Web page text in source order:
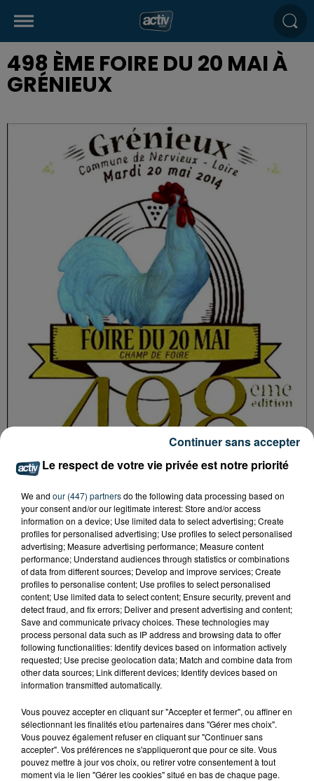
498 ÈME FOIRE DU 20 MAI À
GRÉNIEUX
Tarif Payant
Champs de foire à Grénieux de 5h30 à 14h
- plus de 150 exposants
- buvette et restauration tenus par les associations
- matériel agricole, animaux (chevaux, bovins, basse
cours) , plantes et fleurs et forains ....
-Parking Gratuit
Le respect de votre vie privée est notre priorité
We and our (447) partnersdo the following data processing based on
your consent and/or our legitimate interest: Store and/or access
information on a device; Use limited data to select advertising; Create
profiles for personalised advertising; Use profiles to select personalised
advertising; Measure advertising performance; Measure content
performance; Understand audiences through statistics or combinations
of data from different sources; Develop and improve services; Create
profiles to personalise content; Use profiles to select personalised
content; Use limited data to select content; Ensure security, prevent and
detect fraud, and fix errors; Deliver and present advertising and content;
Save and communicate privacy choices. These technologies may
process personal data such as IP address and browsing data to offer
following functionalities: Identify devices based on information actively
requested; Use precise geolocation data; Match and combine data from
other data sources; Link different devices; Identify devices based on
information transmitted automatically.
Vous pouvez accepter en cliquant sur "Accepter et fermer", ou affiner en
sélectionnant les finalités et/ou partenaires dans "Gérer mes choix".
Vous pouvez également refuser en cliquant sur "Continuer sans
accepter". Vos préférences ne s'appliqueront que pour ce site. Vous
pouvez mettre à jour vos choix, ou retirer votre consentement à tout
moment via le lien "Gérer les cookies" situé en bas de chaque page.
Continuer sans accepter